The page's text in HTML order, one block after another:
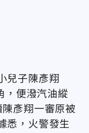
兒子陳彥翔
，便潑汽油縱
彥翔一審原被
悉，火警發生